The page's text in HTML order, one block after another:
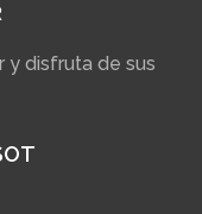
y disfruta de sus